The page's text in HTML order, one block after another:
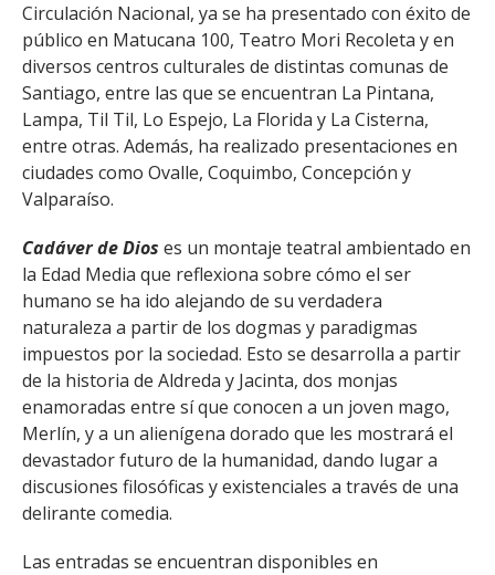
Circulación Nacional, ya se ha presentado con éxito de
público en Matucana 100, Teatro Mori Recoleta y en
diversos centros culturales de distintas comunas de
Santiago, entre las que se encuentran La Pintana,
Lampa, Til Til, Lo Espejo, La Florida y La Cisterna,
entre otras. Además, ha realizado presentaciones en
ciudades como Ovalle, Coquimbo, Concepción y
Valparaíso.
Cadáver de Dios es un montaje teatral ambientado en
la Edad Media que reflexiona sobre cómo el ser
humano se ha ido alejando de su verdadera
naturaleza a partir de los dogmas y paradigmas
impuestos por la sociedad. Esto se desarrolla a partir
de la historia de Aldreda y Jacinta, dos monjas
enamoradas entre sí que conocen a un joven mago,
Merlín, y a un alienígena dorado que les mostrará el
devastador futuro de la humanidad, dando lugar a
discusiones filosóficas y existenciales a través de una
delirante comedia.
Las entradas se encuentran disponibles en